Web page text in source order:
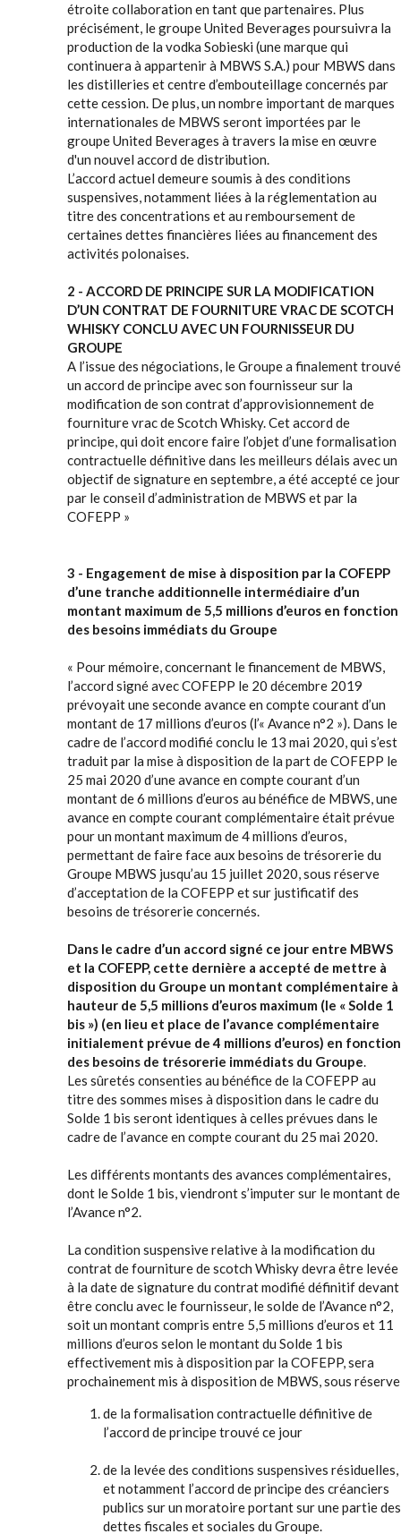
étroite collaboration en tant que partenaires. Plus
précisément, le groupe United Beverages poursuivra la
production de la vodka Sobieski (une marque qui
continuera à appartenir à MBWS S.A.) pour MBWS dans
les distilleries et centre d’embouteillage concernés par
cette cession. De plus, un nombre important de marques
internationales de MBWS seront importées par le
groupe United Beverages à travers la mise en œuvre
d'un nouvel accord de distribution.
L’accord actuel demeure soumis à des conditions
suspensives, notamment liées à la réglementation au
titre des concentrations et au remboursement de
certaines dettes financières liées au financement des
activités polonaises.
2 - ACCORD DE PRINCIPE SUR LA MODIFICATION
D’UN CONTRAT DE FOURNITURE VRAC DE SCOTCH
WHISKY CONCLU AVEC UN FOURNISSEUR DU
GROUPE
A l’issue des négociations, le Groupe a finalement trouvé
un accord de principe avec son fournisseur sur la
modification de son contrat d’approvisionnement de
fourniture vrac de Scotch Whisky. Cet accord de
principe, qui doit encore faire l’objet d’une formalisation
contractuelle définitive dans les meilleurs délais avec un
objectif de signature en septembre, a été accepté ce jour
par le conseil d’administration de MBWS et par la
COFEPP »
3 - Engagement de mise à disposition par la COFEPP
d’une tranche additionnelle intermédiaire d’un
montant maximum de 5,5 millions d’euros en fonction
des besoins immédiats du Groupe
« Pour mémoire, concernant le financement de MBWS,
l’accord signé avec COFEPP le 20 décembre 2019
prévoyait une seconde avance en compte courant d’un
montant de 17 millions d’euros (l’« Avance n°2 »). Dans le
cadre de l’accord modifié conclu le 13 mai 2020, qui s’est
traduit par la mise à disposition de la part de COFEPP le
25 mai 2020 d’une avance en compte courant d’un
montant de 6 millions d’euros au bénéfice de MBWS, une
avance en compte courant complémentaire était prévue
pour un montant maximum de 4 millions d’euros,
permettant de faire face aux besoins de trésorerie du
Groupe MBWS jusqu’au 15 juillet 2020, sous réserve
d’acceptation de la COFEPP et sur justificatif des
besoins de trésorerie concernés.
Dans le cadre d’un accord signé ce jour entre MBWS
et la COFEPP, cette dernière a accepté de mettre à
disposition du Groupe un montant complémentaire à
hauteur de 5,5 millions d’euros maximum (le « Solde 1
bis ») (en lieu et place de l’avance complémentaire
initialement prévue de 4 millions d’euros) en fonction
des besoins de trésorerie immédiats du Groupe.
Les sûretés consenties au bénéfice de la COFEPP au
titre des sommes mises à disposition dans le cadre du
Solde 1 bis seront identiques à celles prévues dans le
cadre de l’avance en compte courant du 25 mai 2020.
Les différents montants des avances complémentaires,
dont le Solde 1 bis, viendront s’imputer sur le montant de
l’Avance n°2.
La condition suspensive relative à la modification du
contrat de fourniture de scotch Whisky devra être levée
à la date de signature du contrat modifié définitif devant
être conclu avec le fournisseur, le solde de l’Avance n°2,
soit un montant compris entre 5,5 millions d’euros et 11
millions d’euros selon le montant du Solde 1 bis
effectivement mis à disposition par la COFEPP, sera
prochainement mis à disposition de MBWS, sous réserve
de la formalisation contractuelle définitive de
l’accord de principe trouvé ce jour
de la levée des conditions suspensives résiduelles,
et notamment l’accord de principe des créanciers
publics sur un moratoire portant sur une partie des
dettes fiscales et sociales du Groupe.